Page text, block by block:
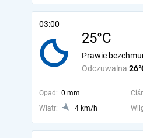
03:00
25°C
Odczuwalna
Prawie
Opad: 0 mm
Wiatr:
4 km/h